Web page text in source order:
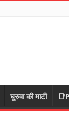
घुरुवा की माटी